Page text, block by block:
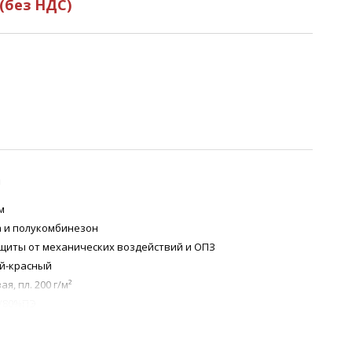
(без НДС)
и полукомбинезон
от механических воздействий и ОПЗ
красный
пл. 200 г/м²